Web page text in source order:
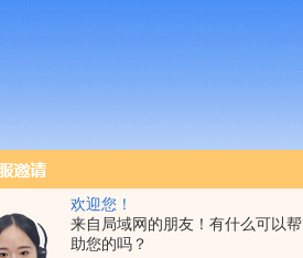
欢迎您！
来自局域网的朋友！有什么可以帮
助您的吗？